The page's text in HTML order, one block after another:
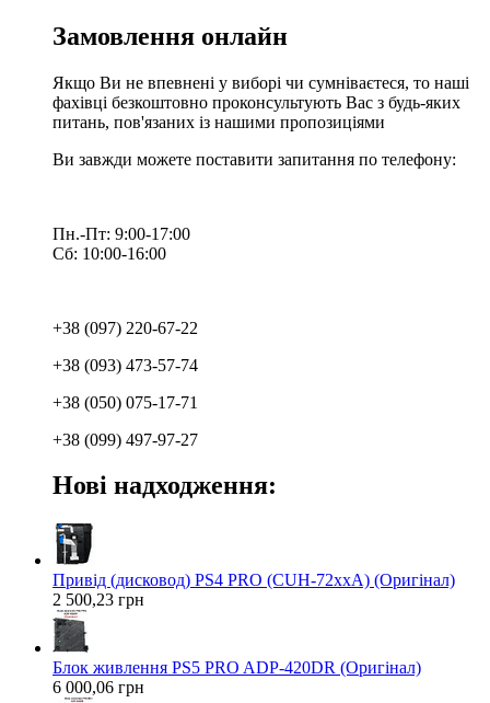
Замовлення онлайн
Якщо Ви не впевнені у виборі чи сумніваєтеся, то наші
фахівці безкоштовно проконсультують Вас з будь-яких
питань, пов'язаних із нашими пропозиціями
Ви завжди можете поставити запитання по телефону:
Пн.-Пт: 9:00-17:00
Сб: 10:00-16:00
+38 (097) 220-67-22
+38 (093) 473-57-74
+38 (050) 075-17-71
+38 (099) 497-97-27
Нові надходження:
Привід (дисковод) PS4 PRO (CUH-72xxA) (Оригінал)
2 500,23 грн
Блок живлення PS5 PRO ADP-420DR (Оригінал)
6 000,06 грн